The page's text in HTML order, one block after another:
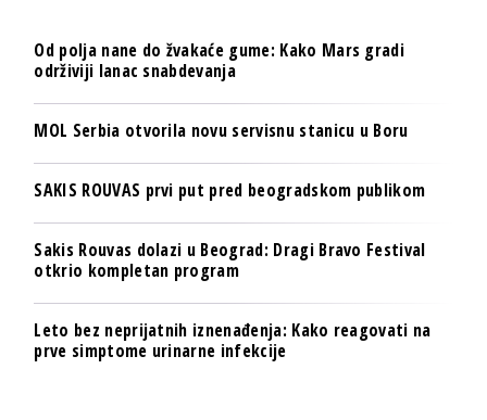
Od polja nane do žvakaće gume: Kako Mars gradi
održiviji lanac snabdevanja
MOL Serbia otvorila novu servisnu stanicu u Boru
SAKIS ROUVAS prvi put pred beogradskom publikom
Sakis Rouvas dolazi u Beograd: Dragi Bravo Festival
otkrio kompletan program
Leto bez neprijatnih iznenađenja: Kako reagovati na
prve simptome urinarne infekcije